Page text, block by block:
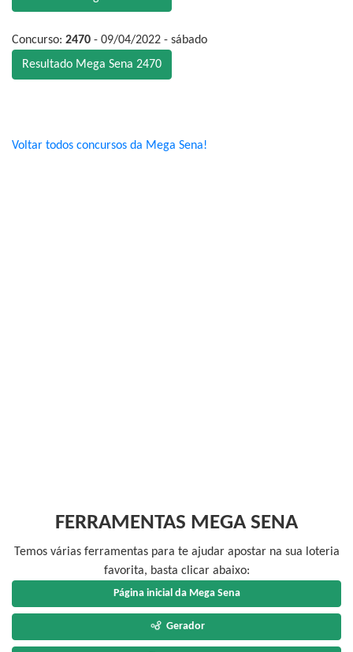
Concurso: 2470 - 09/04/2022 - sábado
Resultado Mega Sena 2470
Voltar todos concursos da Mega Sena!
FERRAMENTAS MEGA SENA
Temos várias ferramentas para te ajudar apostar na sua loteria
favorita, basta clicar abaixo:
Página inicial da Mega Sena
Gerador